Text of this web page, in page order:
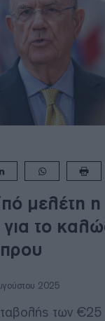
μελέτη
το
2025
των €25